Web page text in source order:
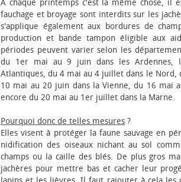
A chaque printemps c'est la même chose, il
fauchage et broyage sont interdits sur les
s'applique également aux bordures de
production et bande tampon éligible aux
périodes peuvent varier selon les
du 1er mai au 9 juin dans les Ardennes,
Atlantiques, du 4 mai au 4 juillet dans le Nord,
10 mai au 20 juin dans la Vienne, du 16 mai
encore du 20 mai au 1er juillet dans la Marne.
Pourquoi donc de telles mesures ?
Elles visent à protéger la faune sauvage en
nidification des oiseaux nichant au sol
champs ou la caille des blés. De plus gros
jachères pour mettre bas et cacher leur